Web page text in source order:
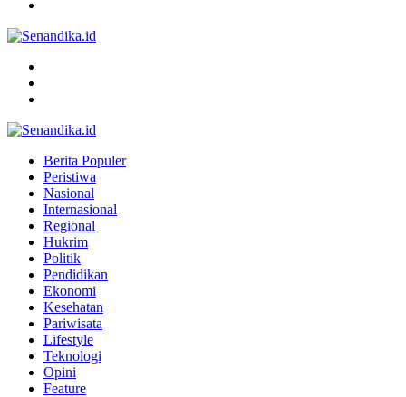
Berita Populer
Peristiwa
Nasional
Internasional
Regional
Hukrim
Politik
Pendidikan
Ekonomi
Kesehatan
Pariwisata
Lifestyle
Teknologi
Opini
Feature